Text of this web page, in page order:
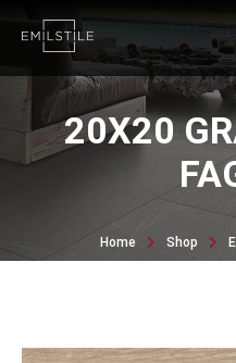
20X20
Home Shop